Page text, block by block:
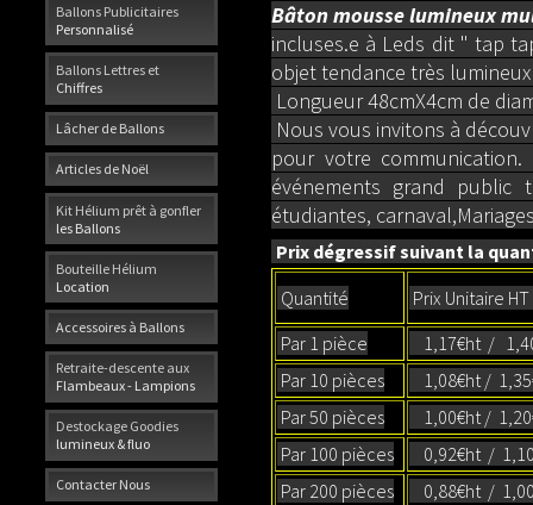
Ballons Publicitaires
Personnalisé
Ballons Lettres et
Chiffres
Lâcher de Ballons
Articles de Noël
Kit Hélium prêt à gonfler
les Ballons
Bouteille Hélium
Location
Accessoires à Ballons
Retraite-descente aux
Flambeaux - Lampions
Destockage Goodies
lumineux & fluo
Contacter Nous
Bâton mousse lumineux
incluses.e à Leds dit " tap
objet tendance très
Longueur 48cmX4cm de
Nous vous invitons à
pour votre
événements grand public
étudiantes,
Prix dégressif suivant la
Quantité
Prix Unitaire
Par 1 pièce
1,17€ht /
Par 10 pièces
1,08€ht /
Par 50 pièces
1,00€ht /
Par 100 pièces
0,92€ht /
Par 200 pièces
0,88€ht /